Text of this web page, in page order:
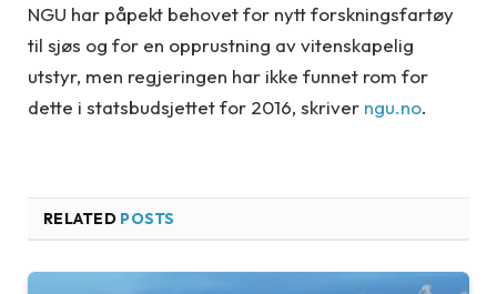
NGU har påpekt behovet for nytt forskningsfartøy
til sjøs og for en opprustning av vitenskapelig
utstyr, men regjeringen har ikke funnet rom for
dette i statsbudsjettet for 2016, skriver ngu.no.
RELATED POSTS